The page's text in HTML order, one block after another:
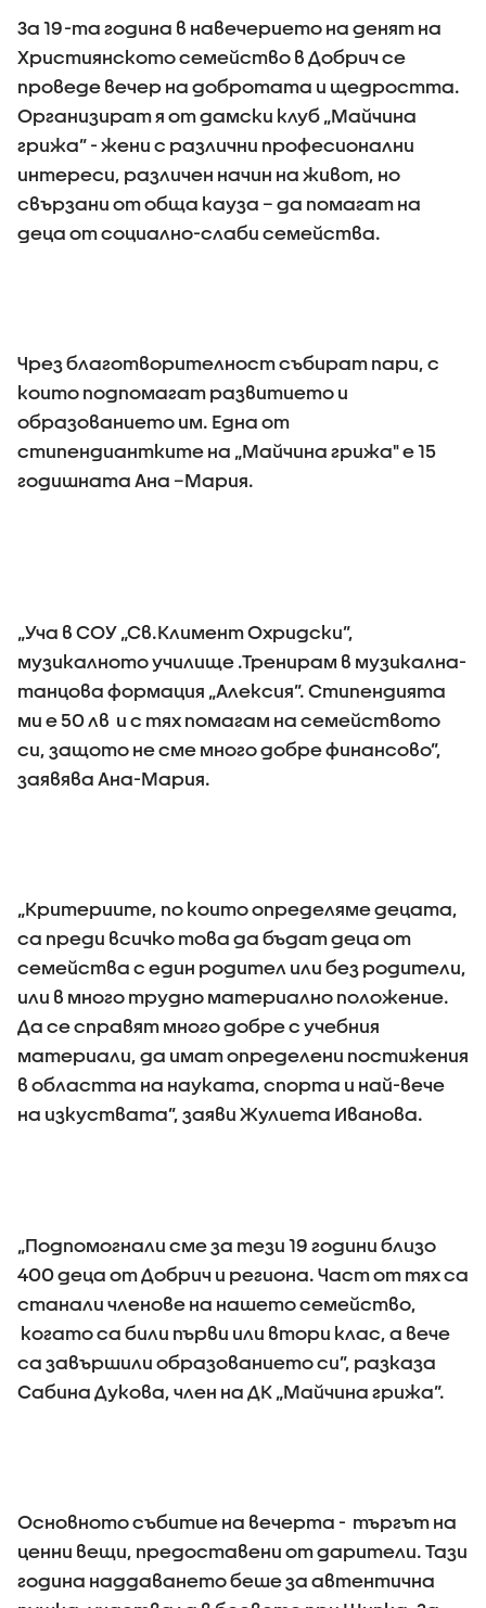
За 19-та година в навечерието на денят на
Християнското семейство в Добрич се
проведе вечер на добротата и щедростта.
Организират я от дамски клуб „Майчина
грижа” - жени с различни професионални
интереси, различен начин на живот, но
свързани от обща кауза – да помагат на
деца от социално-слаби семейства.
Чрез благотворителност събират пари, с
които подпомагат развитието и
образованието им. Една от
стипендиантките на „Майчина грижа" е 15
годишната Ана –Мария.
„Уча в СОУ „Св.Климент Охридски”,
музикалното училище .Тренирам в музикална-
танцова формация „Алексия”. Стипендията
ми е 50 лв и с тях помагам на семейството
си, защото не сме много добре финансово”,
заявява Ана-Мария.
„Критериите, по които определяме децата,
са преди всичко това да бъдат деца от
семейства с един родител или без родители,
или в много трудно материално положение.
Да се справят много добре с учебния
материали, да имат определени постижения
в областта на науката, спорта и най-вече
на изкуствата”, заяви Жулиета Иванова.
„Подпомогнали сме за тези 19 години близо
400 деца от Добрич и региона. Част от тях са
станали членове на нашето семейство,
когато са били първи или втори клас, а вече
са завършили образованието си”, разказа
Сабина Дукова, член на ДК „Майчина грижа”.
Основното събитие на вечерта - търгът на
ценни вещи, предоставени от дарители. Тази
година наддаването беше за автентична